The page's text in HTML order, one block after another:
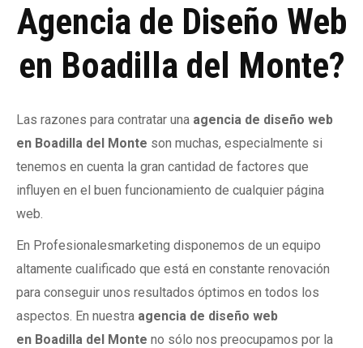
Agencia de Diseño Web
en Boadilla del Monte?
Las razones para contratar una agencia de diseño web
en Boadilla del Monte son muchas, especialmente si
tenemos en cuenta la gran cantidad de factores que
influyen en el buen funcionamiento de cualquier página
web.
En Profesionalesmarketing disponemos de un equipo
altamente cualificado que está en constante renovación
para conseguir unos resultados óptimos en todos los
aspectos. En nuestra agencia de diseño web
en Boadilla del Monte no sólo nos preocupamos por la